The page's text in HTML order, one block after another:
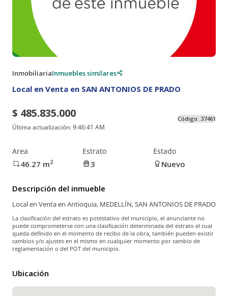
InmobiliariaInmuebles similares
Local en Venta en SAN ANTONIOS DE PRADO
$ 485.835.000
Última actualización:9:46:41 AM
Código: 37461
Area
46.27 m2
Estrato
3
Estado
Nuevo
Descripción del inmueble
Local en Venta en Antioquia, MEDELLÍN, SAN ANTONIOS DE PRADO
La clasificación del estrato es potestativo del municipio, el anunciante no
puede comprometerse con una clasificación determinada del estrato el cual
queda definido en el momento de recibo de la obra, también pueden existir
cambios y/o ajustes en el mismo en cualquier momento por cambio de
reglamentación o del POT del municipio.
Ubicación